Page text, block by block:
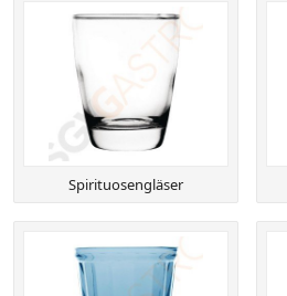
Spirituosengläser